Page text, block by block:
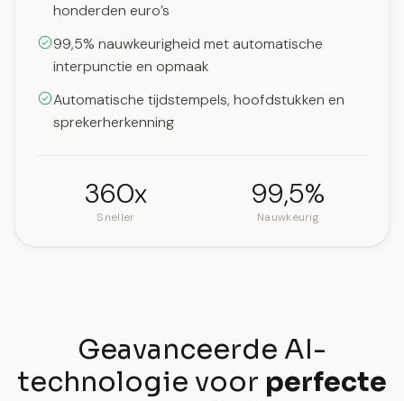
honderden euro’s
99,5% nauwkeurigheid met automatische
interpunctie en opmaak
Automatische tijdstempels, hoofdstukken en
sprekerherkenning
360x
Sneller
99,5%
Nauwkeurig
Geavanceerde AI-
technologie voor perfecte